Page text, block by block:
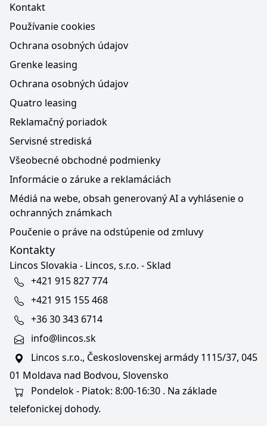
Kontakt
Používanie cookies
Ochrana osobných údajov
Grenke leasing
Ochrana osobných údajov
Quatro leasing
Reklamačný poriadok
Servisné strediská
Všeobecné obchodné podmienky
Informácie o záruke a reklamáciách
Médiá na webe, obsah generovaný AI a vyhlásenie o
ochranných známkach
Poučenie o práve na odstúpenie od zmluvy
Kontakty
Lincos Slovakia - Lincos, s.r.o. - Sklad
+421 915 827 774
+421 915 155 468
+36 30 343 6714
info@lincos.sk
Lincos s.r.o., Československej armády 1115/37, 045
01 Moldava nad Bodvou, Slovensko
Pondelok - Piatok: 8:00-16:30 . Na základe
telefonickej dohody.